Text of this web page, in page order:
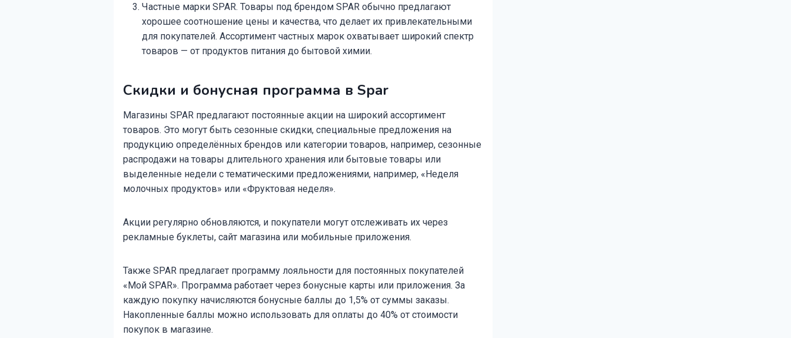
Частные марки SPAR. Товары под брендом SPAR обычно предлагают
хорошее соотношение цены и качества, что делает их привлекательными
для покупателей. Ассортимент частных марок охватывает широкий спектр
товаров — от продуктов питания до бытовой химии.
Скидки и бонусная программа в Spar
Магазины SPAR предлагают постоянные акции на широкий ассортимент
товаров. Это могут быть сезонные скидки, специальные предложения на
продукцию определённых брендов или категории товаров, например, сезонные
распродажи на товары длительного хранения или бытовые товары или
выделенные недели с тематическими предложениями, например, «Неделя
молочных продуктов» или «Фруктовая неделя».
Акции регулярно обновляются, и покупатели могут отслеживать их через
рекламные буклеты, сайт магазина или мобильные приложения.
Также SPAR предлагает программу лояльности для постоянных покупателей
«Мой SPAR». Программа работает через бонусные карты или приложения. За
каждую покупку начисляются бонусные баллы до 1,5% от суммы заказы.
Накопленные баллы можно использовать для оплаты до 40% от стоимости
покупок в магазине.